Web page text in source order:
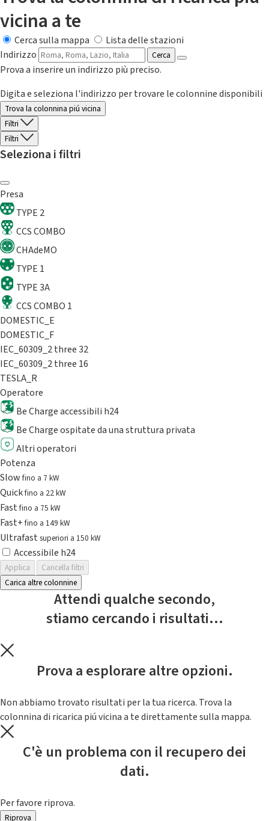
vicina a te
Cerca sulla mappa
Lista delle stazioni
Indirizzo
Cerca
Prova a inserire un indirizzo più preciso.
Digita e seleziona l'indirizzo per trovare le colonnine disponibili
Trova la colonnina piú vicina
Filtri
Filtri
Seleziona i filtri
Presa
TYPE 2
CCS COMBO
CHAdeMO
TYPE 1
TYPE 3A
CCS COMBO 1
DOMESTIC_E
DOMESTIC_F
IEC_60309_2 three 32
IEC_60309_2 three 16
TESLA_R
Operatore
Be Charge accessibili h24
Be Charge ospitate da una struttura privata
Altri operatori
Potenza
Slowfino a 7 kW
Quickfino a 22 kW
Fastfino a 75 kW
Fast+fino a 149 kW
Ultrafast superiori a 150 kW
Accessibile h24
Applica
Cancella filtri
Carica altre colonnine
Attendi qualche secondo,
stiamo cercando i risultati...
Prova a esplorare altre opzioni.
Non abbiamo trovato risultati per la tua ricerca. Trova la
colonnina di ricarica piú vicina a te direttamente sulla mappa.
C'è un problema con il recupero dei
dati.
Per favore riprova.
Riprova